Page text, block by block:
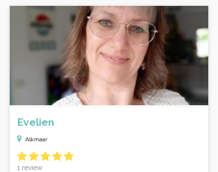
Evelien
Alkmaar
1 review